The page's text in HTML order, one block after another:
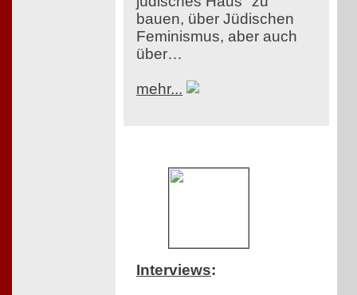
bauen, über Jüdischen
Feminismus, aber auch
über…
mehr...
Interviews: